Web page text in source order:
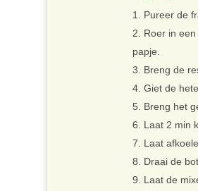
Pureer de
Roer in
papje.
Breng de
Giet de
Breng het
Laat 2 min
Laat
Draai de
Laat de